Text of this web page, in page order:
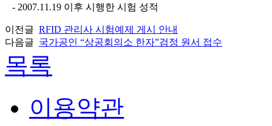
- 2007.11.19 이후 시행한 시험 성적
이전글 RFID 관리사 시험예제 게시 안내
다음글 국가공인 “상공회의소 한자”검정 원서 접수
목록
이용약관